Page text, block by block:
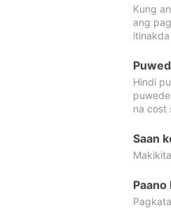
Kung
ang
Hindi
na cost
Saan